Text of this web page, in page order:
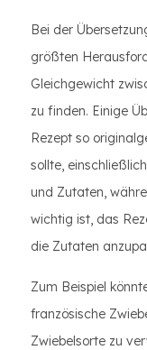
Bei der
größten
Gleichgewicht
zu finden. Einige
Rezept so
sollte,
und Zutaten,
wichtig ist, das
die Zutaten
Zum Beispiel
französische
Zwiebelsorte zu